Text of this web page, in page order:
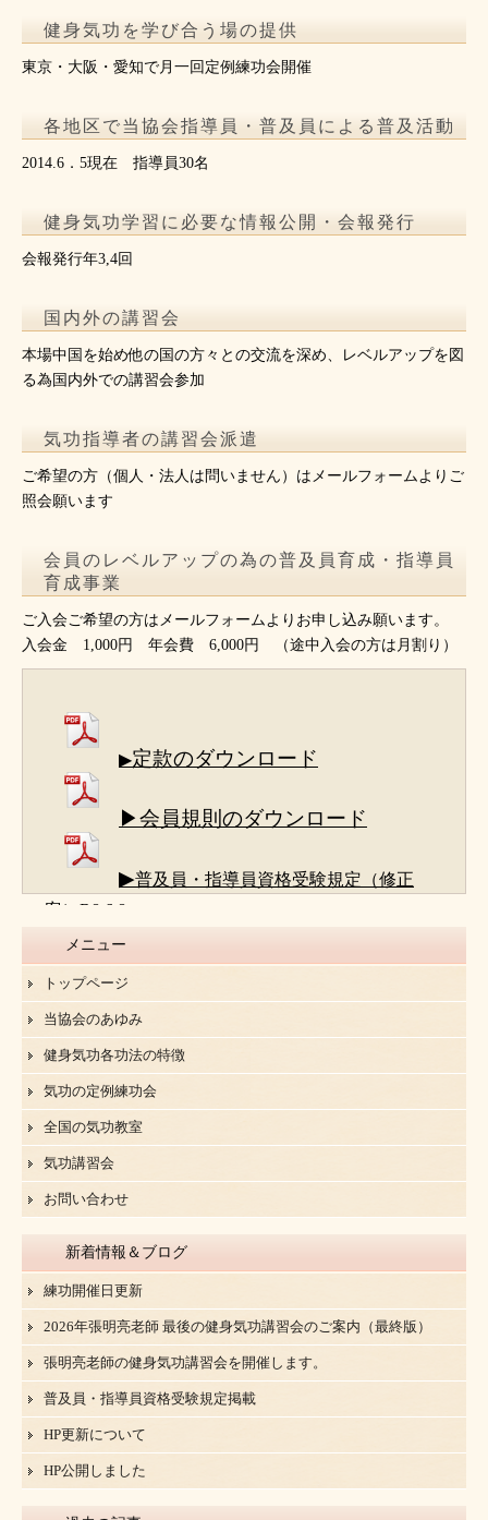
健身気功を学び合う場の提供
東京・大阪・愛知で月一回定例練功会開催
各地区で当協会指導員・普及員による普及活動
2014.6．5現在 指導員30名
健身気功学習に必要な情報公開・会報発行
会報発行年3,4回
国内外の講習会
本場中国を始め他の国の方々との交流を深め、レベルアップを図
る為国内外での講習会参加
気功指導者の講習会派遣
ご希望の方（個人・法人は問いません）はメールフォームよりご
照会願います
会員のレベルアップの為の普及員育成・指導員
育成事業
ご入会ご希望の方はメールフォームよりお申し込み願います。
入会金 1,000円 年会費 6,000円 （途中入会の方は月割り）
▶定款のダウンロード
▶会員規則のダウンロード
▶普及員・指導員資格受験規定（修正
案）R8.6.8
メニュー
トップページ
当協会のあゆみ
健身気功各功法の特徴
気功の定例練功会
全国の気功教室
気功講習会
お問い合わせ
新着情報＆ブログ
練功開催日更新
2026年張明亮老師 最後の健身気功講習会のご案内（最終版）
張明亮老師の健身気功講習会を開催します。
普及員・指導員資格受験規定掲載
HP更新について
HP公開しました